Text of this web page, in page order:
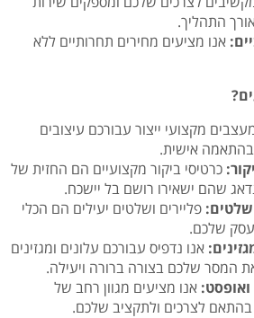
התהליך.
אנו מציעים מחירים תחרותיים ללא
מקצועי ייצור עבורכם עיצובים
בהתאמה אישית.
כרטיסי ביקור מקצועיים הם החזית של
שהם ישאירו רושם בל יישכח.
פליירים ושלטים יעילים הם הכלי
שלכם.
אנו נדפיס עבורכם עלונים ומגזינים
את המסר שלכם בצורה ברורה ויעילה.
אנו מציעים מגוון רחב של
בהתאם לצרכים ולתקציב שלכם.